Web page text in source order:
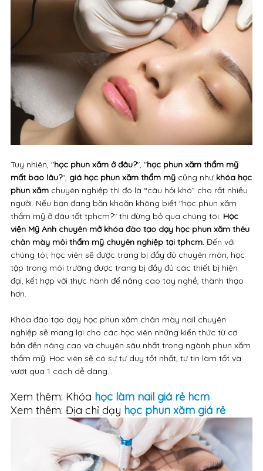
Tuy nhiên, "học phun xăm ở đâu?", "học phun xăm thẩm mỹ
mất bao lâu?", giá học phun xăm thẩm mỹcũng như khóa học
phun xămchuyên nghiệp thì đó là “câu hỏi khó” cho rất nhiều
người. Nếu bạn đang băn khoăn không biết "học phun xăm
thẩm mỹ ở đâu tốt tphcm?" thì đừng bỏ qua chúng tôi. Học
viện Mỹ Anh chuyên mở khóa đào tạo dạy học phun xăm thêu
chân mày môi thẩm mỹ chuyên nghiệp tại tphcm.Đến với
chúng tôi, học viên sẽ được trang bị đầy đủ chuyên môn, học
tập trong môi trường được trang bị đầy đủ các thiết bị hiện
đại, kết hợp với thực hành để nâng cao tay nghề, thành thạo
hơn.
Khóa đào tạo dạy học phun xăm chân mày nail chuyên
nghiệp sẽ mang lại cho các học viên những kiến thức từ cơ
bản đến nâng cao và chuyên sâu nhất trong ngành phun xăm
thẩm mỹ. Học viên sẽ có sự tư duy tốt nhất, tự tin làm tốt và
vượt qua 1 cách dễ dàng...
Xem thêm: Khóa học làm nail giá rẻ hcm
Xem thêm: Địa chỉ dạy học phun xăm giá rẻ